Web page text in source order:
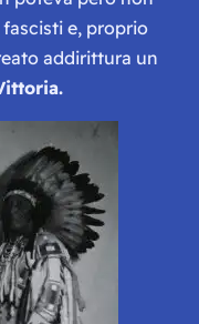
e, proprio
addirittura un